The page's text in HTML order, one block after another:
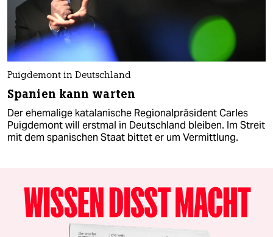
Puigdemont in Deutschland
Spanien kann warten
Der ehemalige katalanische Regionalpräsident Carles
Puigdemont will erstmal in Deutschland bleiben. Im Streit
mit dem spanischen Staat bittet er um Vermittlung.